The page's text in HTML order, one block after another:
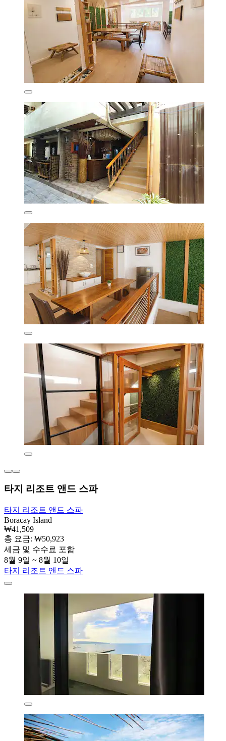
타지 리조트 앤드 스파
타지 리조트 앤드 스파
Boracay Island
₩41,509
총 요금: ₩50,923
세금 및 수수료 포함
8월 9일 ~ 8월 10일
타지 리조트 앤드 스파